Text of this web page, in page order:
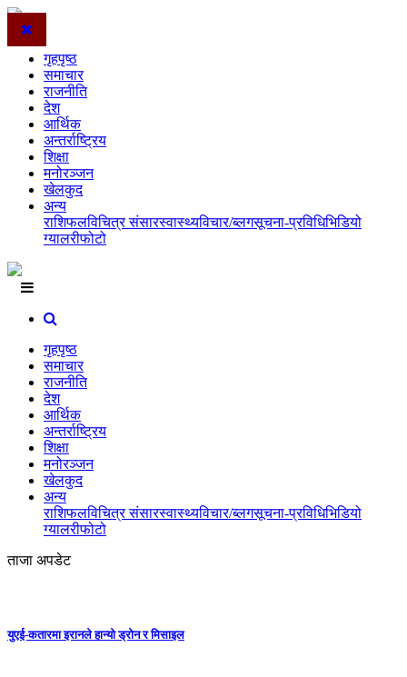
गृहपृष्ठ
समाचार
राजनीति
देश
आर्थिक
अन्तर्राष्ट्रिय
शिक्षा
मनोरञ्जन
खेलकुद
अन्य
राशिफलविचित्र संसारस्वास्थ्यविचार/ब्लगसूचना-प्रविधिभिडियो
ग्यालरीफोटो
गृहपृष्ठ
समाचार
राजनीति
देश
आर्थिक
अन्तर्राष्ट्रिय
शिक्षा
मनोरञ्जन
खेलकुद
अन्य
राशिफलविचित्र संसारस्वास्थ्यविचार/ब्लगसूचना-प्रविधिभिडियो
ग्यालरीफोटो
ताजा अपडेट
युएई-कतारमा इरानले हान्यो ड्रोन र मिसाइल